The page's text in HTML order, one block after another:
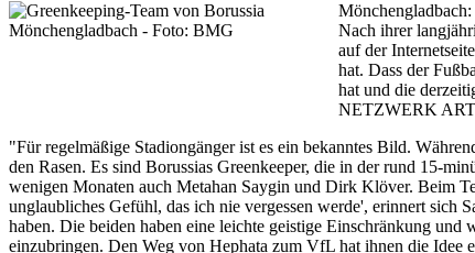
Nach ihrer
auf der
hat. Dass der
hat und die
NETZWERK
"Für regelmäßige Stadiongänger ist es ein bekanntes Bild.
den Rasen. Es sind Borussias Greenkeeper, die in der rund 15-
wenigen Monaten auch Metahan Saygin und Dirk Klöver. Beim
unglaubliches Gefühl, das ich nie vergessen werde', erinnert sich
haben. Die beiden haben eine leichte geistige Einschränkung
einzubringen. Den Weg von Hephata zum VfL hat ihnen die Idee